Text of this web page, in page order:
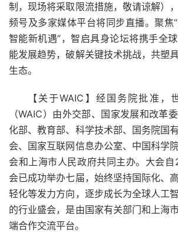
制，现场将采取限流措施，敬请谅解）
频号及多家媒体平台将同步直播。聚焦
智能新机遇”，智启具身论坛将携手全
能发展趋势，破解关键技术挑战，共塑
生态。
【关于WAIC】经国务院批准，
（WAIC）由外交部、国家发展和改革
化部、教育部、科学技术部、国务院国
会、国家互联网信息办公室、中国科学
会和上海市人民政府共同主办。大会
会已成功举办七届，始终坚持国际化、
轻化等发力方向，逐步成长为全球人工
的行业盛会，是由国家有关部门和上海
端合作交流平台。